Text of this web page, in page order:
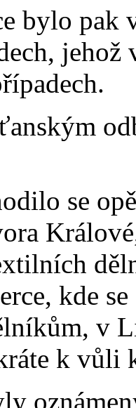
bylo pak
se
kde
v
k vůli